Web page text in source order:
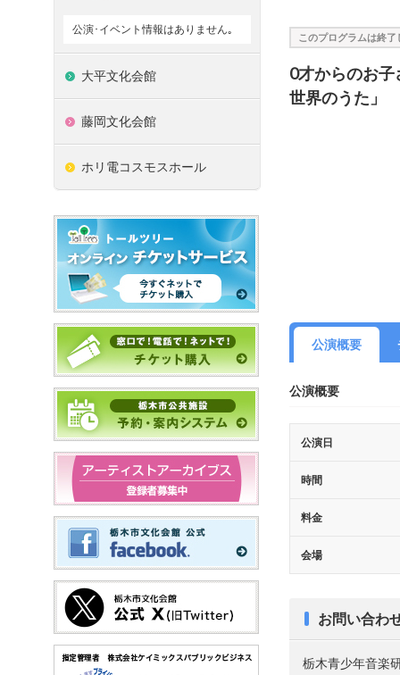
このプログラムは終了
0才からのお
世界のうた」
公演概要
公演概要
公演日
時間
料金
会場
お問い合わ
栃木青少年音楽
公演･イベント情報はありません｡
大平文化会館
藤岡文化会館
ホリ電コスモスホール